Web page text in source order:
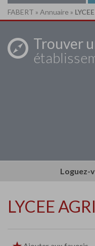
FABERT » Annuaire »
Trouver
Loguez-
LYCEE